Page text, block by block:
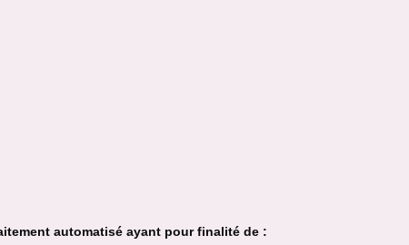
automatisé ayant pour finalité de :